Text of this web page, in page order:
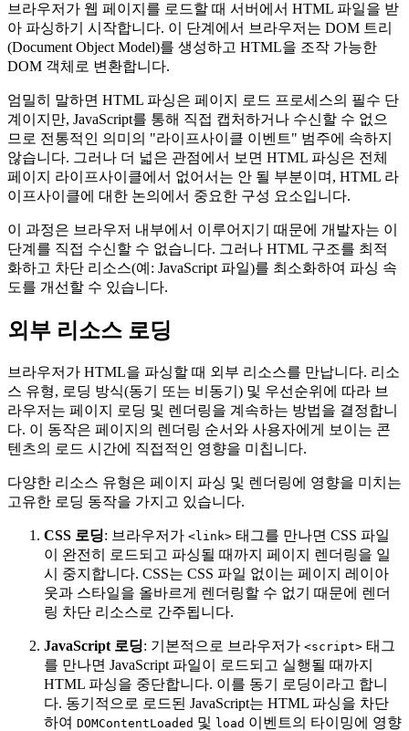
브라우저가 웹 페이지를 로드할 때 서버에서 HTML 파일을 받
아 파싱하기 시작합니다. 이 단계에서 브라우저는 DOM 트리
(Document Object Model)를 생성하고 HTML을 조작 가능한
DOM 객체로 변환합니다.
엄밀히 말하면 HTML 파싱은 페이지 로드 프로세스의 필수 단
계이지만, JavaScript를 통해 직접 캡처하거나 수신할 수 없으
므로 전통적인 의미의 "라이프사이클 이벤트" 범주에 속하지
않습니다. 그러나 더 넓은 관점에서 보면 HTML 파싱은 전체
페이지 라이프사이클에서 없어서는 안 될 부분이며, HTML 라
이프사이클에 대한 논의에서 중요한 구성 요소입니다.
이 과정은 브라우저 내부에서 이루어지기 때문에 개발자는 이
단계를 직접 수신할 수 없습니다. 그러나 HTML 구조를 최적
화하고 차단 리소스(예: JavaScript 파일)를 최소화하여 파싱 속
도를 개선할 수 있습니다.
외부 리소스 로딩
브라우저가 HTML을 파싱할 때 외부 리소스를 만납니다. 리소
스 유형, 로딩 방식(동기 또는 비동기) 및 우선순위에 따라 브
라우저는 페이지 로딩 및 렌더링을 계속하는 방법을 결정합니
다. 이 동작은 페이지의 렌더링 순서와 사용자에게 보이는 콘
텐츠의 로드 시간에 직접적인 영향을 미칩니다.
다양한 리소스 유형은 페이지 파싱 및 렌더링에 영향을 미치는
고유한 로딩 동작을 가지고 있습니다.
CSS 로딩: 브라우저가 <link> 태그를 만나면 CSS 파일
이 완전히 로드되고 파싱될 때까지 페이지 렌더링을 일
시 중지합니다. CSS는 CSS 파일 없이는 페이지 레이아
웃과 스타일을 올바르게 렌더링할 수 없기 때문에 렌더
링 차단 리소스로 간주됩니다.
JavaScript 로딩: 기본적으로 브라우저가 <script> 태그
를 만나면 JavaScript 파일이 로드되고 실행될 때까지
HTML 파싱을 중단합니다. 이를 동기 로딩이라고 합니
다. 동기적으로 로드된 JavaScript는 HTML 파싱을 차단
하여 DOMContentLoaded 및 load 이벤트의 타이밍에 영향